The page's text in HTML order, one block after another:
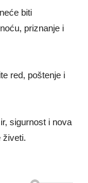
biti
priznanje i
red, poštenje i
sigurnost i nova
živeti.